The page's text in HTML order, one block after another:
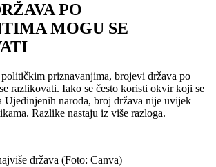
PO
MOGU SE
priznavanjima, brojevi država po
razlikovati. Iako se često koristi okvir koji se
Ujedinjenih naroda, broj država nije uvijek
Razlike nastaju iz više razloga.
država (Foto: Canva)